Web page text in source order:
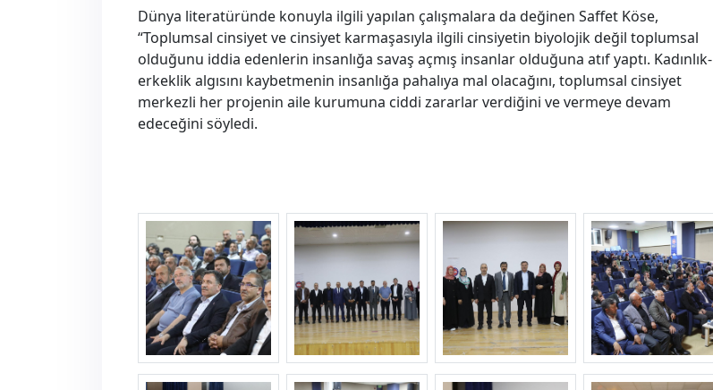
Dünya literatüründe konuyla ilgili yapılan çalışmalara da değinen Saffet Köse,
“Toplumsal cinsiyet ve cinsiyet karmaşasıyla ilgili cinsiyetin biyolojik değil toplumsal
olduğunu iddia edenlerin insanlığa savaş açmış insanlar olduğuna atıf yaptı. Kadınlık-
erkeklik algısını kaybetmenin insanlığa pahalıya mal olacağını, toplumsal cinsiyet
merkezli her projenin aile kurumuna ciddi zararlar verdiğini ve vermeye devam
edeceğini söyledi.
konferans--2-.jpg konferans--3-.jpg konferans--4-.jpg konferans--5-.jpg